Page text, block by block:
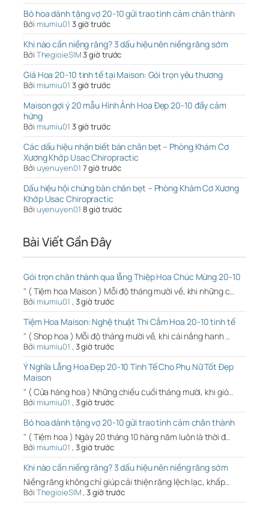
Bó hoa dành tặng vợ 20-10 gửi trao tình cảm chân thành
Bởi miumiu01 3 giờ trước
Khi nào cần niềng răng? 3 dấu hiệu nên niềng răng sớm
Bởi ThegioieSIM3 giờ trước
Giá Hoa 20-10 tinh tế tại Maison: Gói trọn yêu thương
Bởi miumiu01 3 giờ trước
Maison gợi ý 20 mẫu Hình Ảnh Hoa Đẹp 20-10 đầy cảm
hứng
Bởi miumiu01 3 giờ trước
Các dấu hiệu nhận biết bàn chân bẹt – Phòng Khám Cơ
Xương Khớp Usac Chiropractic
Bởi uyenuyen01 7 giờ trước
Dấu hiệu hội chứng bàn chân bẹt – Phòng Khám Cơ Xương
Khớp Usac Chiropractic
Bởi uyenuyen01 8 giờ trước
Bài Viết Gần Đây
Gói trọn chân thành qua lẵng Thiệp Hoa Chúc Mừng 20-10
" ( Tiệm hoa Maison ) Mỗi độ tháng mười về, khi những c…
Bởi miumiu01 , 3 giờ trước
Tiệm Hoa Maison: Nghệ thuật Thi Cắm Hoa 20-10 tinh tế
" ( Shop hoa ) Mỗi độ tháng mười về, khi cái nắng hanh …
Bởi miumiu01 , 3 giờ trước
Ý Nghĩa Lẵng Hoa Đẹp 20-10 Tinh Tế Cho Phụ Nữ Tốt Đẹp
Maison
" ( Cửa hàng hoa ) Những chiều cuối tháng mười, khi gió…
Bởi miumiu01 , 3 giờ trước
Bó hoa dành tặng vợ 20-10 gửi trao tình cảm chân thành
" ( Tiệm hoa ) Ngày 20 tháng 10 hàng năm luôn là thời đ…
Bởi miumiu01 , 3 giờ trước
Khi nào cần niềng răng? 3 dấu hiệu nên niềng răng sớm
Niềng răng không chỉ giúp cải thiện răng lệch lạc, khấp…
Bởi ThegioieSIM,3 giờ trước